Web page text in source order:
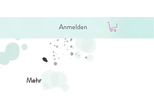
Anmelden
Mehr